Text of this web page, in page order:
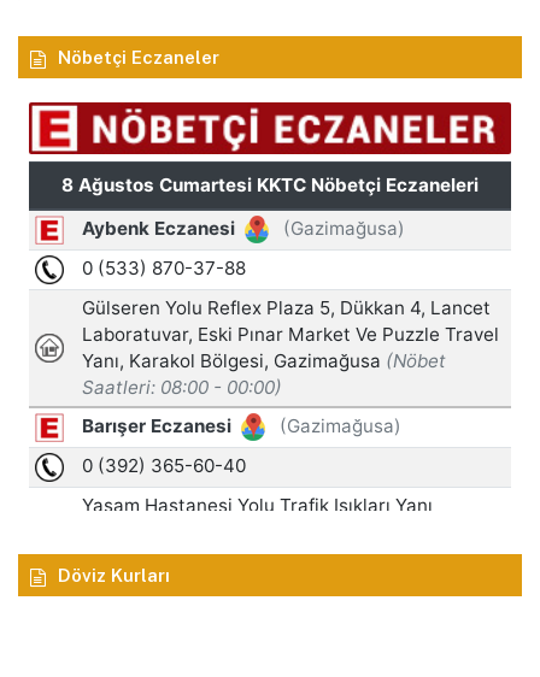
Nöbetçi Eczaneler
Döviz Kurları